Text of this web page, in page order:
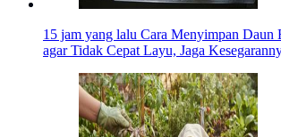
15 jam yang lalu Cara Menyimpan Daun
agar Tidak Cepat Layu, Jaga